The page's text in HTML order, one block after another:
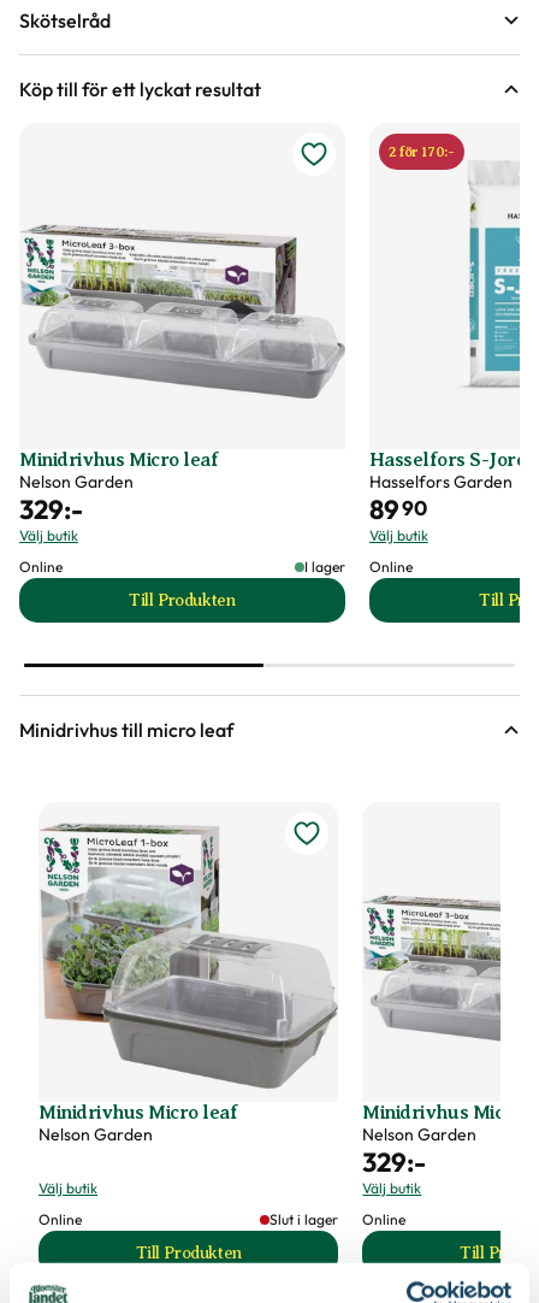
Förväntad sluthöjd
Skötselråd
Mognadstid Januari, Februari, Mars, April, Maj, Juni, Juli, Augusti,
September, Oktober, November, December
Köp till för ett lyckat resultat
Minidrivhus Micro leaf
Nelson Garden
329:-
Välj butik
Online
I lager
Till Produkten
till Minidrivhus Micro leaf produktsida
2 för 170:-
Hasselfors S-
Hasselfors Garden
8990
Välj butik
Online
Till
Minidrivhus till micro leaf
Minidrivhus Micro leaf
Nelson Garden
Välj butik
Online
Slut i lager
Till Produkten
till Minidrivhus Micro leaf produktsida
Minidrivhus Micro
Nelson Garden
329:-
Välj butik
Online
Till